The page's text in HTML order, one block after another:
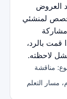
العروض
مخصص لمنشئي
مشاركة
قمت بالرد،
لاحظته.
مناقشة
مسار التعلم